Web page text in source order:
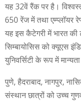
यह 32वें रैंक पर है।
650 रेंज में तथा एम्प्लॉयर
यह इस कैटेगरी में भारत की
सिम्बायोसिस को क्यूएस
युनिवर्सिटी के रूप में
पुणे, हैदराबाद, नागपुर,
संस्थान छात्रों को उच्च